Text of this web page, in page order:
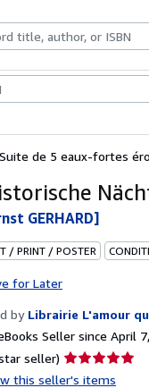
de 5 eaux-fortes
GERHARD]
/ PRINT / POSTER
for Later
by Librairie L'amour
Seller since April
seller) Seller
rating
this seller's items